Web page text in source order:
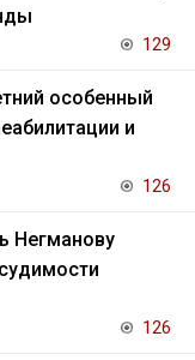
129
особенный
и
126
Негманову
126